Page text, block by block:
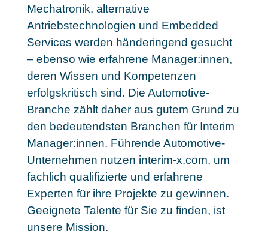
Mechatronik, alternative
Antriebstechnologien und Embedded
Services werden händeringend gesucht
– ebenso wie erfahrene Manager:innen,
deren Wissen und Kompetenzen
erfolgskritisch sind. Die Automotive-
Branche zählt daher aus gutem Grund zu
den bedeutendsten Branchen für Interim
Manager:innen. Führende Automotive-
Unternehmen nutzen interim-x.com, um
fachlich qualifizierte und erfahrene
Experten für ihre Projekte zu gewinnen.
Geeignete Talente für Sie zu finden, ist
unsere Mission.